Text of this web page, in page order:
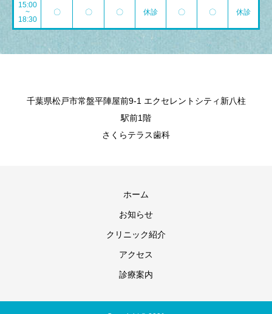
15:00
~
18:30
〇 〇 〇 休診 〇 〇 休診
千葉県松戸市常盤平陣屋前9-1 エクセレントシティ新八柱
駅前1階
さくらテラス歯科
ホーム
お知らせ
クリニック紹介
アクセス
診療案内